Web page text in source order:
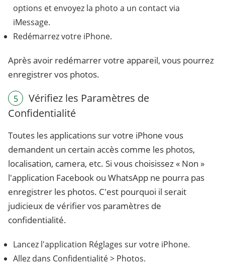
options et envoyez la photo a un contact via
iMessage.
Redémarrez votre iPhone.
Après avoir redémarrer votre appareil, vous pourrez
enregistrer vos photos.
5
Vérifiez les Paramètres de
Confidentialité
Toutes les applications sur votre iPhone vous
demandent un certain accès comme les photos,
localisation, camera, etc. Si vous choisissez « Non »
l'application Facebook ou WhatsApp ne pourra pas
enregistrer les photos. C'est pourquoi il serait
judicieux de vérifier vos paramètres de
confidentialité.
Lancez l'application Réglages sur votre iPhone.
Allez dans Confidentialité > Photos.